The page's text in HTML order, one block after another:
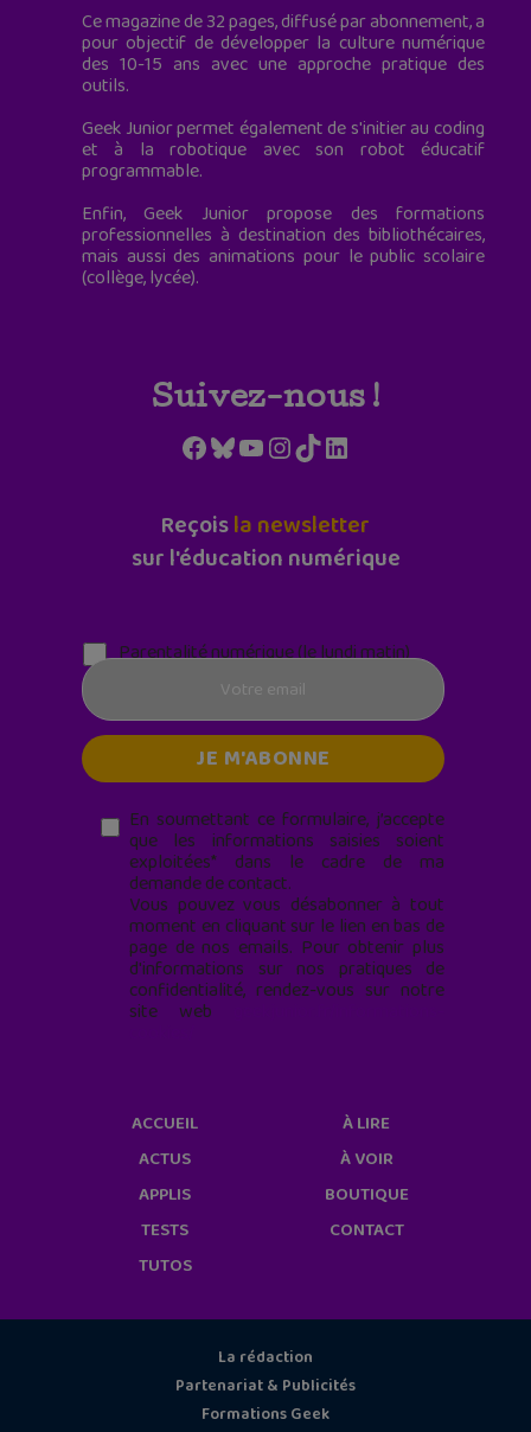
Ce magazine de 32 pages, diffusé par abonnement, a
pour objectif de développer la culture numérique
des 10-15 ans avec une approche pratique des
outils.
Geek Junior permet également de s'initier au coding
et à la robotique avec son robot éducatif
programmable.
Enfin, Geek Junior propose des formations
professionnelles à destination des bibliothécaires,
mais aussi des animations pour le public scolaire
(collège, lycée).
Suivez-nous !
Facebook
Bluesky
YouTube
Instagram
TikTokLinkedIn
Reçoisla newsletter
sur l'éducation numérique
Parentalité numérique (le lundi matin)
En soumettant ce formulaire, j’accepte
que les informations saisies soient
exploitées* dans le cadre de ma
demande de contact.
Vous pouvez vous désabonner à tout
moment en cliquant sur le lien en bas de
page de nos emails. Pour obtenir plus
d'informations sur nos pratiques de
confidentialité, rendez-vous sur notre
site web
ACCUEIL
ACTUS
APPLIS
TESTS
TUTOS
À LIRE
À VOIR
BOUTIQUE
CONTACT
La rédaction
Partenariat & Publicités
Formations Geek